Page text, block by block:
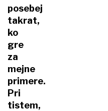
posebej
takrat,
ko
gre
za
mejne
primere.
Pri
tistem,